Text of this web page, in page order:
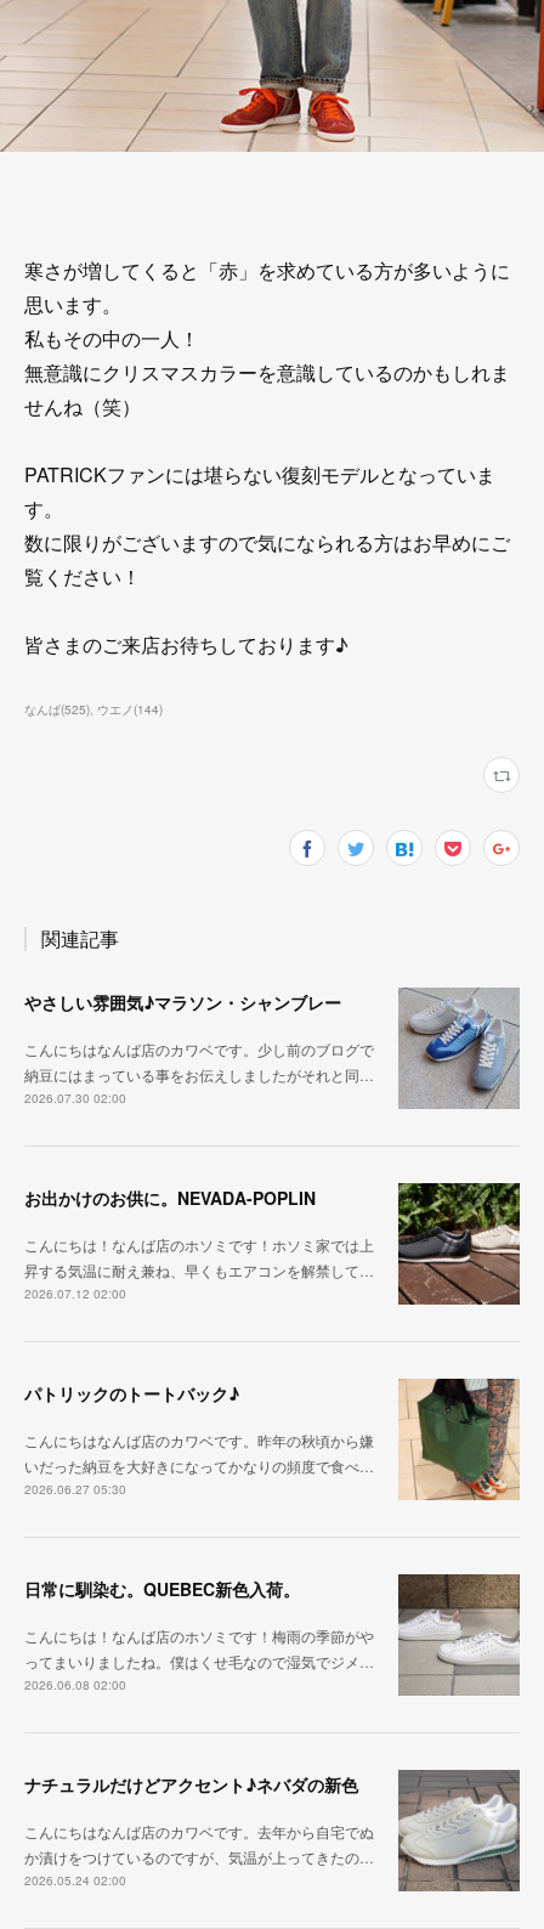
寒さが増してくると「赤」を求めている方が多いように
思います。
私もその中の一人！
無意識にクリスマスカラーを意識しているのかもしれま
せんね（笑）
PATRICKファンには堪らない復刻モデルとなっていま
す。
数に限りがございますので気になられる方はお早めにご
覧ください！
皆さまのご来店お待ちしております♪
なんば(525) ウエノ(144)
関連記事
やさしい雰囲気♪マラソン・シャンブレー
こんにちはなんば店のカワベです。少し前のブログで
納豆にはまっている事をお伝えしましたがそれと同…
2026.07.30 02:00
お出かけのお供に。NEVADA-POPLIN
こんにちは！なんば店のホソミです！ホソミ家では上
昇する気温に耐え兼ね、早くもエアコンを解禁して…
2026.07.12 02:00
パトリックのトートバック♪
こんにちはなんば店のカワベです。昨年の秋頃から嫌
いだった納豆を大好きになってかなりの頻度で食べ…
2026.06.27 05:30
日常に馴染む。QUEBEC新色入荷。
こんにちは！なんば店のホソミです！梅雨の季節がや
ってまいりましたね。僕はくせ毛なので湿気でジメ…
2026.06.08 02:00
ナチュラルだけどアクセント♪ネバダの新色
こんにちはなんば店のカワベです。去年から自宅でぬ
か漬けをつけているのですが、気温が上ってきたの…
2026.05.24 02:00